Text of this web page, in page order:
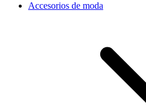
Accesorios de moda